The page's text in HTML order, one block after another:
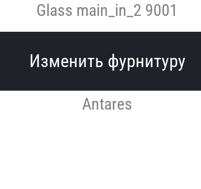
Glass main_in_2 9001
Изменить фурнитуру
Antares